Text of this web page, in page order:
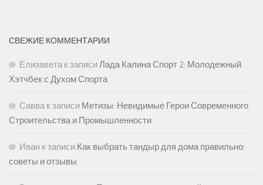
СВЕЖИЕ КОММЕНТАРИИ
Елизаветак записиЛада Калина Спорт 2: Молодежный
Хэтчбек с Духом Спорта
Саввак записи Метизы: Невидимые Герои Современного
Строительства и Промышленности
Иван к записи Как выбрать тандыр для дома правильно:
советы и отзывы